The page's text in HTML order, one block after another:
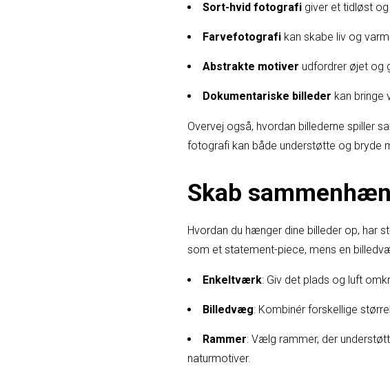
Sort-hvid fotografi giver et tidløst
Farvefotografi kan skabe liv og
Abstrakte motiver udfordrer øjet og
Dokumentariske billeder kan bringe
Overvej også, hvordan billederne spiller
fotografi kan både understøtte og bryde
Skab
Hvordan du hænger dine billeder op, har
som et statement-piece, mens en
Enkeltværk: Giv det plads og luft
Billedvæg: Kombinér forskellige
Rammer: Vælg rammer, der
naturmotiver.